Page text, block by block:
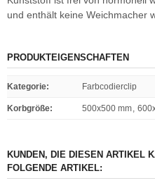
und enthält keine Weichmacher
PRODUKTEIGENSCHAFTEN
Kategorie: Farbcodierclip
Korbgröße: 500x500 mm,
KUNDEN, DIE DIESEN ARTIKEL
FOLGENDE ARTIKEL: